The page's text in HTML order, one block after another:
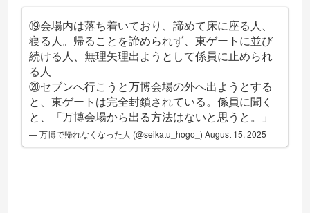
⑲会場内は落ち着いており、諦めて床に座る人、
寝る人。帰ることを諦められず、東ゲートに並び
続ける人、無理矢理出ようとして係員に止められ
る人
⑳セブンへ行こうと万博会場の外へ出ようとする
と、東ゲートは完全封鎖されている。係員に聞く
と、「万博会場から出る方法はないと思うと。」
— 万博で帰れなくなった人 (@seikatu_hogo_)August 15, 2025